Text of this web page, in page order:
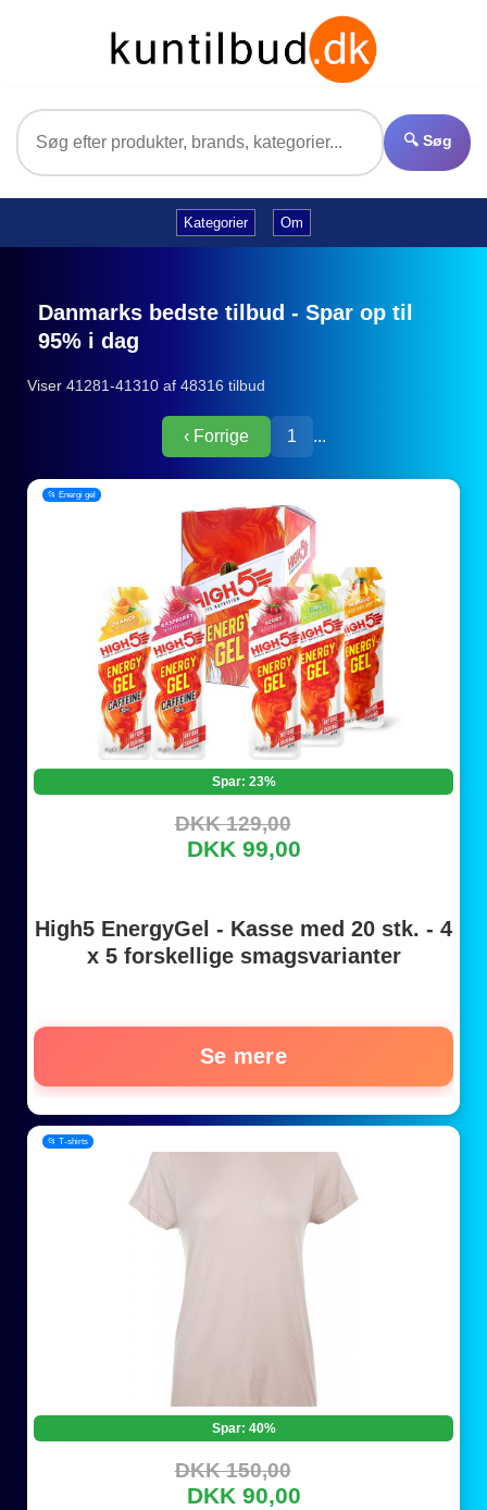
🔍 Søg
Kategorier Om
Danmarks bedste tilbud - Spar op til
95% i dag
Viser 41281-41310 af 48316 tilbud
‹ Forrige 1 ...
📂 Energi gel
Spar: 23%
DKK 129,00
DKK 99,00
High5 EnergyGel - Kasse med 20 stk. - 4
x 5 forskellige smagsvarianter
Se mere
📂 T-shirts
Spar: 40%
DKK 150,00
DKK 90,00